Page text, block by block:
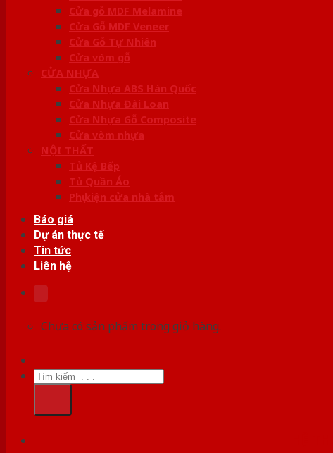
Cửa gỗ MDF Melamine
Cửa Gỗ MDF Veneer
Cửa Gỗ Tự Nhiên
Cửa vòm gỗ
CỬA NHỰA
Cửa Nhựa ABS Hàn Quốc
Cửa Nhựa Đài Loan
Cửa Nhựa Gỗ Composite
Cửa vòm nhựa
NỘI THẤT
Tủ Kệ Bếp
Tủ Quần Áo
Phụ kiện cửa nhà tắm
Báo giá
Dự án thực tế
Tin tức
Liên hệ
Chưa có sản phẩm trong giỏ hàng.
Tìm
kiếm: